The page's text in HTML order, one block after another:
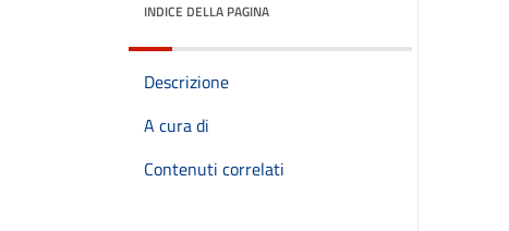
INDICE DELLA PAGINA
Descrizione
A cura di
Contenuti correlati